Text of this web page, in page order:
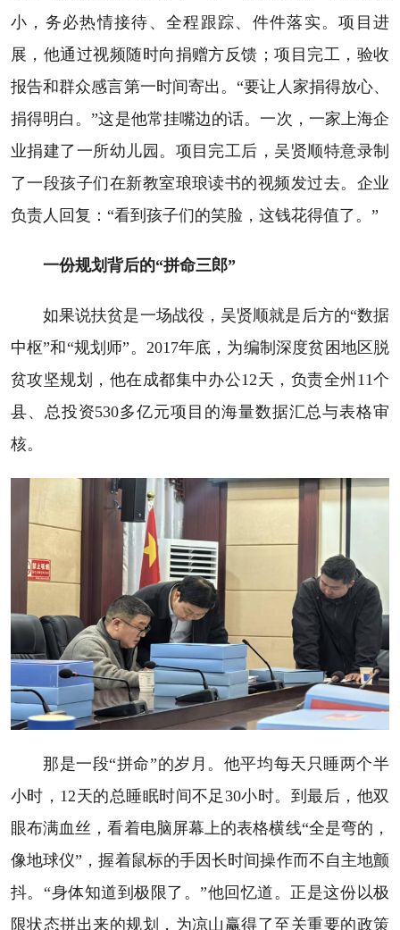
小，务必热情接待、全程跟踪、件件落实。项目进
展，他通过视频随时向捐赠方反馈；项目完工，验收
报告和群众感言第一时间寄出。“要让人家捐得放心、
捐得明白。”这是他常挂嘴边的话。一次，一家上海企
业捐建了一所幼儿园。项目完工后，吴贤顺特意录制
了一段孩子们在新教室琅琅读书的视频发过去。企业
负责人回复：“看到孩子们的笑脸，这钱花得值了。”
一份规划背后的“拼命三郎”
如果说扶贫是一场战役，吴贤顺就是后方的“数据
中枢”和“规划师”。2017年底，为编制深度贫困地区脱
贫攻坚规划，他在成都集中办公12天，负责全州11个
县、总投资530多亿元项目的海量数据汇总与表格审
核。
那是一段“拼命”的岁月。他平均每天只睡两个半
小时，12天的总睡眠时间不足30小时。到最后，他双
眼布满血丝，看着电脑屏幕上的表格横线“全是弯的，
像地球仪”，握着鼠标的手因长时间操作而不自主地颤
抖。“身体知道到极限了。”他回忆道。正是这份以极
限状态拼出来的规划，为凉山赢得了至关重要的政策